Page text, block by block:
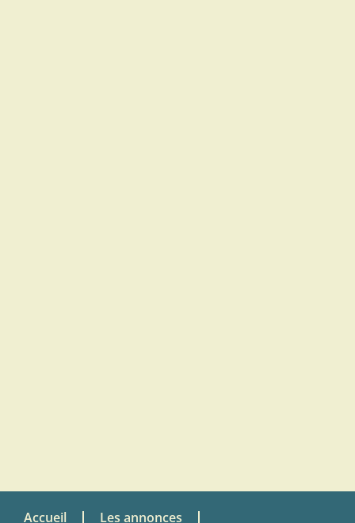
Accueil Les annonces